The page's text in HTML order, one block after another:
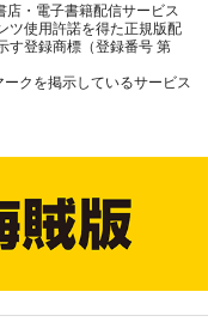
店・電子書籍配信サービス
ツ使用許諾を得た正規版配
す登録商標（登録番号 第
クを掲示しているサービス